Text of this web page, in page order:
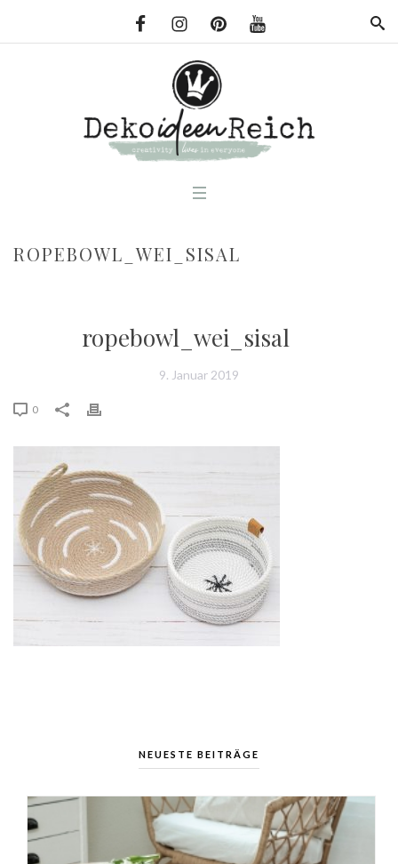
ROPEBOWL_WEI_SISAL
ropebowl_wei_sisal
9. Januar 2019
0
NEUESTE BEITRÄGE